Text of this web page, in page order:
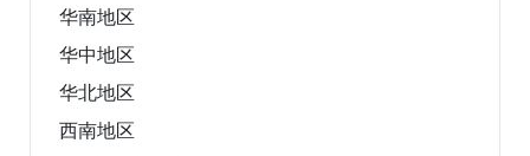
华南地区
华中地区
华北地区
西南地区